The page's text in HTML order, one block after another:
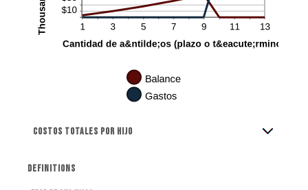
Costos totales por hijo
Definitions